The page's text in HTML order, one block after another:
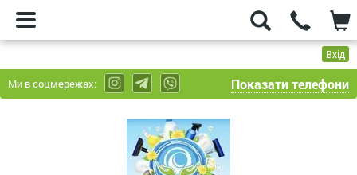
Вхід
Ми в соцмережах: Показати телефони